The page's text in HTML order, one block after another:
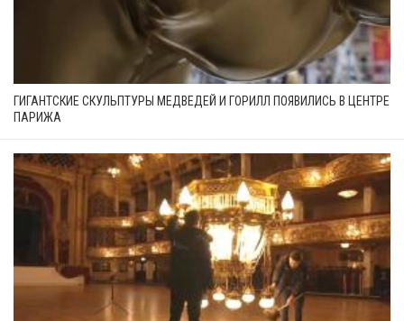
ГИГАНТСКИЕ СКУЛЬПТУРЫ МЕДВЕДЕЙ И ГОРИЛЛ ПОЯВИЛИСЬ В ЦЕНТРЕ
ПАРИЖА